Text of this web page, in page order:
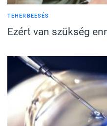
TEHERBEESÉS
Ezért van szükség